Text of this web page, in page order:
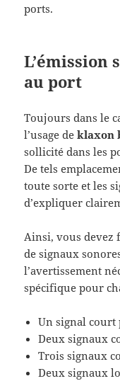
ports.
L’émission
au port
Toujours dans le
l’usage deklaxon
sollicité dans les
De tels
toute sorte et les
d’expliquer
Ainsi, vous devez
de signaux
l’avertissement
spécifique pour
Un signal court
Deux signaux
Trois signaux
Deux signaux